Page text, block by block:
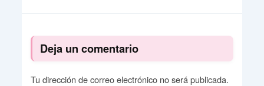
Deja un comentario
Tu dirección de correo electrónico no será publicada.